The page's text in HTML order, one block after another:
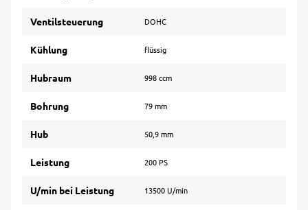
Ventilsteuerung DOHC
Kühlung flüssig
Hubraum 998 ccm
Bohrung 79 mm
Hub 50,9 mm
Leistung 200 PS
U/min bei Leistung 13500 U/min